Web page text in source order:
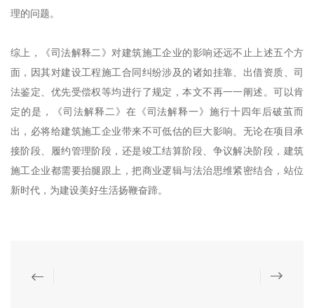
理的问题。
综上，《司法解释二》对建筑施工企业的影响还远不止上述五个方
面，因其对建设工程施工合同纠纷涉及的诸如挂靠、出借资质、司
法鉴定、优先受偿权等均进行了规定，本文不再一一阐述。可以肯
定的是，《司法解释二》在《司法解释一》施行十四年后破茧而
出，必将给建筑施工企业带来不可低估的巨大影响。无论在项目承
接阶段、履约管理阶段，还是竣工结算阶段、争议解决阶段，建筑
施工企业都需要抬腿跟上，把商业逻辑与法治思维紧密结合，站位
新时代，为建设美好生活扬鞭奋蹄。